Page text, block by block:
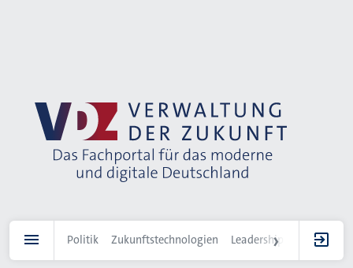
Politik Zukunftstechnologien Leadership IT-